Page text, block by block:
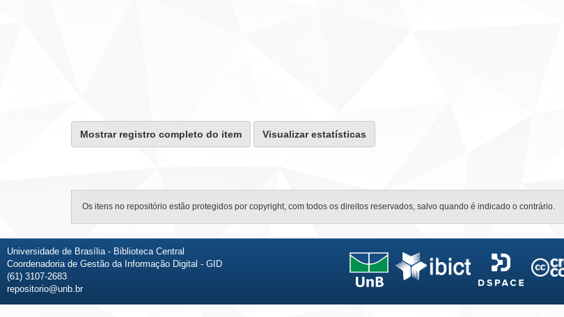
Mostrar registro completo do item Visualizar estatísticas
Os itens no repositório estão protegidos por copyright, com todos os direitos reservados, salvo quando é indicado o contrário.
Universidade de Brasília - Biblioteca Central
Coordenadoria de Gestão da Informação Digital - GID
(61) 3107-2683
repositorio@unb.br